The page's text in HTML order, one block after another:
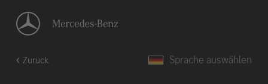
Zurück Sprache auswählen